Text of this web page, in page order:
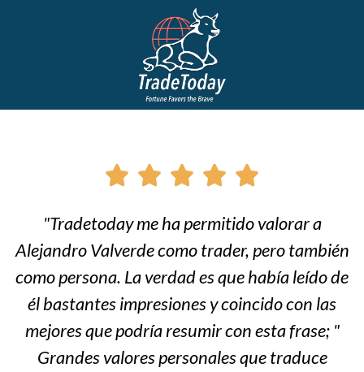
    
"Tradetoday me ha permitido valorar a
Alejandro Valverde como trader, pero también
como persona. La verdad es que había leído de
él bastantes impresiones y coincido con las
mejores que podría resumir con esta frase; "
Grandes valores personales que traduce